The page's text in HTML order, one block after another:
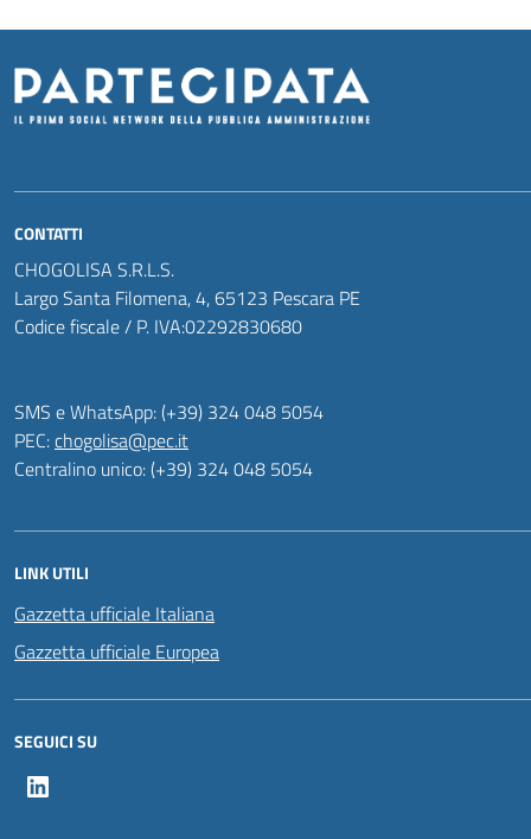
CONTATTI
CHOGOLISA S.R.L.S.
Largo Santa Filomena, 4, 65123 Pescara PE
Codice fiscale / P. IVA:02292830680
SMS e WhatsApp: (+39) 324 048 5054
PEC:chogolisa@pec.it
Centralino unico: (+39) 324 048 5054
LINK UTILI
Gazzetta ufficiale Italiana
Gazzetta ufficiale Europea
SEGUICI SU